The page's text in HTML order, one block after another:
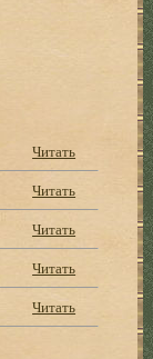
Читать
Читать
Читать
Читать
Читать